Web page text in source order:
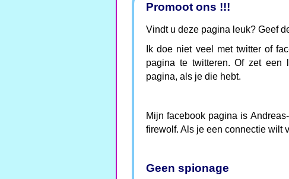
Promoot ons !!!
Vindt u deze pagina leuk? Geef
Ik doe niet veel met twitter of
pagina te twitteren. Of zet een
pagina, als je die hebt.
Mijn facebook pagina is
firewolf. Als je een connectie wilt
Geen spionage